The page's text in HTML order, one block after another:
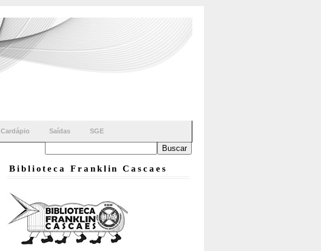
Cardápio Saídas SGE
Biblioteca Franklin Cascaes